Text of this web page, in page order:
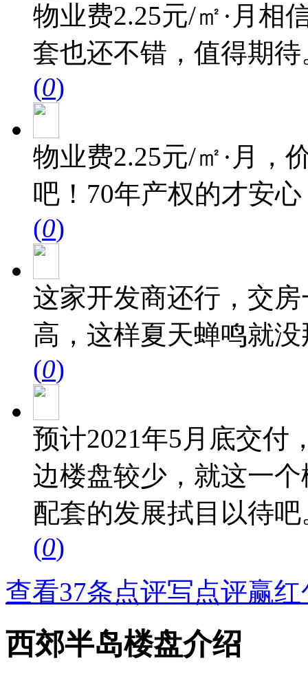
物业费2.25元/㎡·月相
套也还不错，值得期待
(0)
物业费2.25元/㎡·月，
吧！70年产权的才安
(0)
这家开发商还行，交
高，这样夏天蝉鸣就
(0)
预计2021年5月底交付
边楼盘较少，就这一
配套的发展拭目以待吧
(0)
查看37条点评写点评赢
西郊半岛楼盘介绍